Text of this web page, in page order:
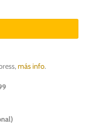
para perros cantidad
más info.